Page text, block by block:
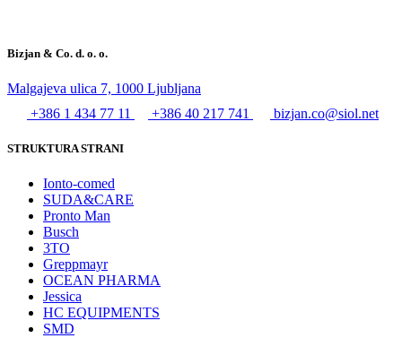
Bizjan & Co. d. o. o.
Malgajeva ulica 7, 1000 Ljubljana
+386 1 434 77 11
+386 40 217 741 bizjan.co@siol.net
STRUKTURA STRANI
Ionto-comed
SUDA&CARE
Pronto Man
Busch
3TO
Greppmayr
OCEAN PHARMA
Jessica
HC EQUIPMENTS
SMD